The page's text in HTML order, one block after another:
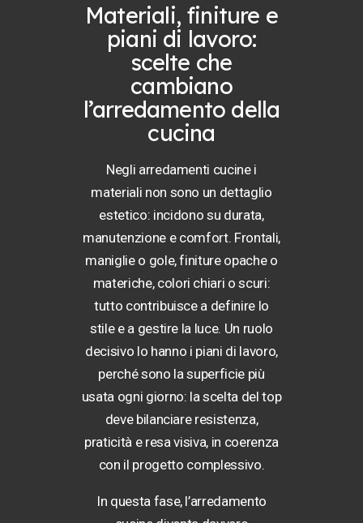
Materiali, finiture e
piani di lavoro:
scelte che
cambiano
l’arredamento della
cucina
Negli arredamenti cucine i
materiali non sono un dettaglio
estetico: incidono su durata,
manutenzione e comfort. Frontali,
maniglie o gole, finiture opache o
materiche, colori chiari o scuri:
tutto contribuisce a definire lo
stile e a gestire la luce. Un ruolo
decisivo lo hanno i piani di lavoro,
perché sono la superficie più
usata ogni giorno: la scelta del top
deve bilanciare resistenza,
praticità e resa visiva, in coerenza
con il progetto complessivo.
In questa fase, l’arredamento